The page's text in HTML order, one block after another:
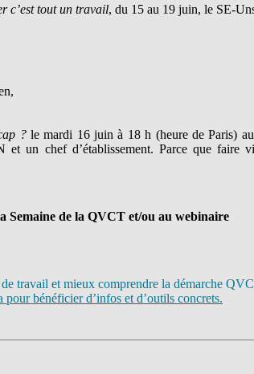
c’est tout un travail, du 15 au 19 juin, le SE-
?le mardi 16 juin à 18 h (heure de Paris)
un chef d’établissement. Parce que faire
Semaine de la QVCT et/ou au webinaire
travail et mieux comprendre la démarche
bénéficier d’infos et d’outils concrets.